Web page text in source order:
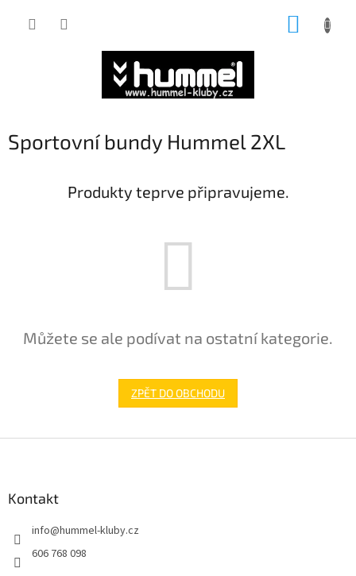
Sportovní bundy Hummel 2XL
Produkty teprve připravujeme.
Můžete se ale podívat na ostatní kategorie.
ZPĚT DO OBCHODU
Kontakt
info@hummel-kluby.cz
606 768 098